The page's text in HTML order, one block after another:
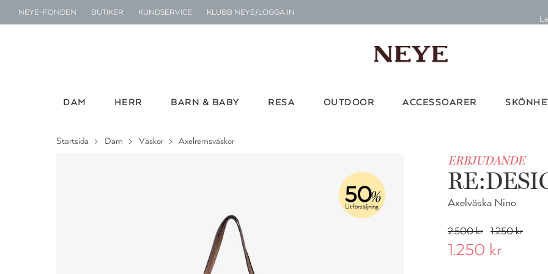
NEYE-FONDEN BUTIKER KUNDSERVICE KLUBB NEYE/LOGGA IN
DAM
HERR BARN & BABY RESA OUTDOOR ACCESSOARER
Startsida Dam Väskor Axelremsväskor
50%
Utförsäljning
ERBJUDANDE
Axelväska Nino
2.500 kr 1.250 kr
1.250 kr